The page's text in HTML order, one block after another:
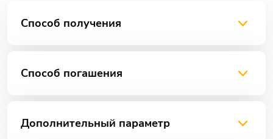
Способ получения
Способ погашения
Дополнительный параметр